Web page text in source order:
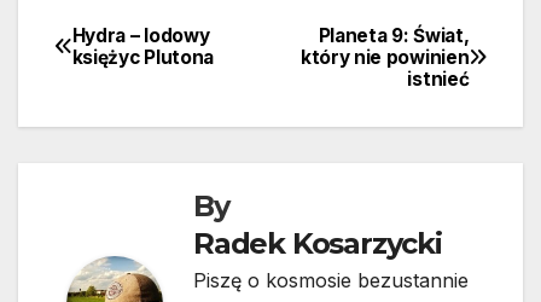
Nawigacja
Planeta 9: Świat,
który nie powinien
istnieć
Hydra – lodowy
księżyc Plutona
By
Radek Kosarzycki
Piszę o kosmosie bezustannie